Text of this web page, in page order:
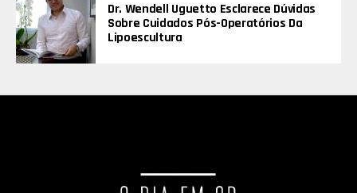
Dr. Wendell Uguetto Esclarece Dúvidas
Sobre Cuidados Pós-Operatórios Da
Lipoescultura